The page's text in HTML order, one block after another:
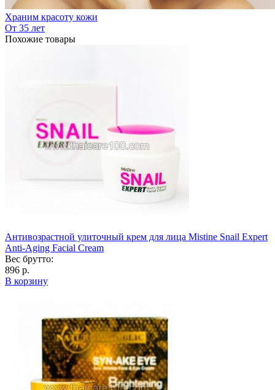
Храним красоту кожи
От 35 лет
Похожие товары
Антивозрастной улиточный крем для лица Mistine Snail Expert
Anti-Aging Facial Cream
Вес брутто:
896 р.
В корзину